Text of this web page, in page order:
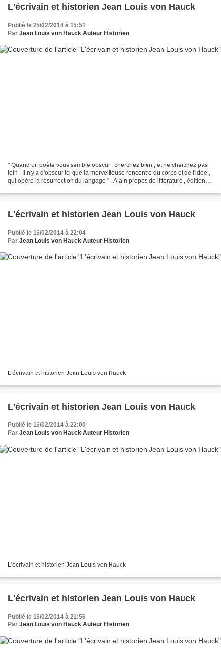
L'écrivain et historien Jean Louis von Hauck
Publié le 25/02/2014 à 15:51
Par Jean Louis von Hauck Auteur Historien
" Quand un poète vous semble obscur , cherchez bien , et ne cherchez pas
loin . Il n'y a d'obscur ici que la merveilleuse rencontre du corps et de l'idée ,
qui opère la résurrection du langage " . Alain propos de littérature , éditions
L'écrivain et historien Jean Louis von Hauck
Publié le 16/02/2014 à 22:04
Par Jean Louis von Hauck Auteur Historien
L'écrivain et historien Jean Louis von Hauck
L'écrivain et historien Jean Louis von Hauck
Publié le 16/02/2014 à 22:00
Par Jean Louis von Hauck Auteur Historien
L'écrivain et historien Jean Louis von Hauck
L'écrivain et historien Jean Louis von Hauck
Publié le 16/02/2014 à 21:56
Par Jean Louis von Hauck Auteur Historien